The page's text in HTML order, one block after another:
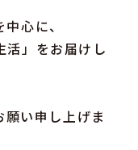
心に、
活」をお届けし
い申し上げま